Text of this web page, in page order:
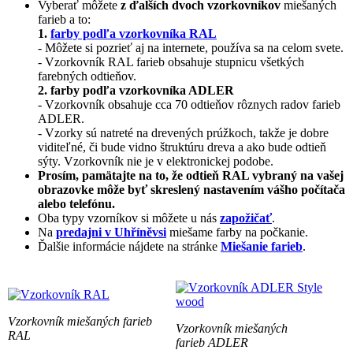
Vyberať môžete z ďalších dvoch vzorkovníkov miešaných
farieb a to:
1. farby podľa vzorkovníka RAL
- Môžete si pozrieť aj na internete, používa sa na celom svete.
- Vzorkovník RAL farieb obsahuje stupnicu všetkých
farebných odtieňov.
2. farby podľa vzorkovníka ADLER
- Vzorkovník obsahuje cca 70 odtieňov rôznych radov farieb
ADLER.
- Vzorky sú natreté na drevených prúžkoch, takže je dobre
viditeľné, či bude vidno štruktúru dreva a ako bude odtieň
sýty. Vzorkovník nie je v elektronickej podobe.
Prosím, pamätajte na to, že odtieň RAL vybraný na vašej
obrazovke môže byť skreslený nastavením vášho počítača
alebo telefónu.
Oba typy vzorníkov si môžete u nás zapožičať.
Na predajni v Uhříněvsi miešame farby na počkanie.
Ďalšie informácie nájdete na stránke Miešanie farieb.
Vzorkovník miešaných farieb
RAL
Vzorkovník miešaných
farieb ADLER